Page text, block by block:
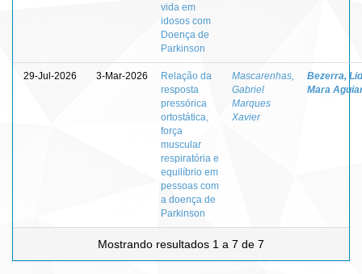
vida em
idosos com
Doença de
Parkinson
29-Jul-2026 3-Mar-2026
Relação da
resposta
pressórica
ortostática,
força
muscular
respiratória e
equilíbrio em
pessoas com
a doença de
Parkinson
Mascarenhas,
Gabriel
Marques
Xavier
Bezerra,
Mara
Mostrando resultados 1 a 7 de 7